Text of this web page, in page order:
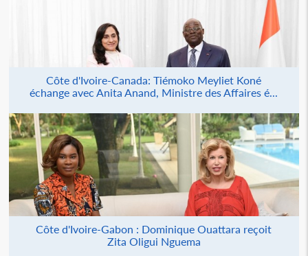
Côte d'Ivoire-Canada: Tiémoko Meyliet Koné
échange avec Anita Anand, Ministre des Affaires é...
Côte d'Ivoire-Gabon : Dominique Ouattara reçoit
Zita Oligui Nguema